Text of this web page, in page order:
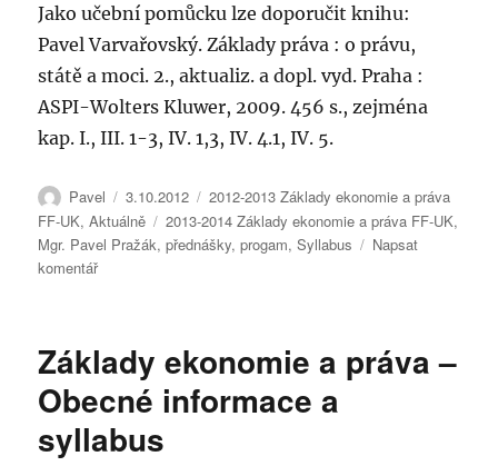
Jako učební pomůcku lze doporučit knihu:
Pavel Varvařovský. Základy práva : o právu,
státě a moci. 2., aktualiz. a dopl. vyd. Praha :
ASPI-Wolters Kluwer, 2009. 456 s., zejména
kap. I., III. 1-3, IV. 1,3, IV. 4.1, IV. 5.
Autor:
Pavel Publikováno:
3.10.2012 Rubriky:
2012-2013 Základy ekonomie a práva
FF-UK,Aktuálně Štítky:
2013-2014 Základy ekonomie a práva FF-UK,
Mgr. Pavel Pražák,přednášky,progam,Syllabus
Napsat
komentářpro
Základy
ekonomie
a
práva
–
Základy ekonomie a práva –
Obecné informace a
syllabus